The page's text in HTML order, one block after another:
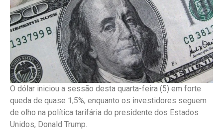
O dólar iniciou a sessão desta quarta-feira (5) em forte
queda de quase 1,5%, enquanto os investidores seguem
de olho na política tarifária do presidente dos Estados
Unidos, Donald Trump.